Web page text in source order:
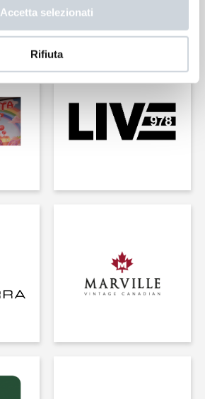
Accetta selezionati
Rifiuta